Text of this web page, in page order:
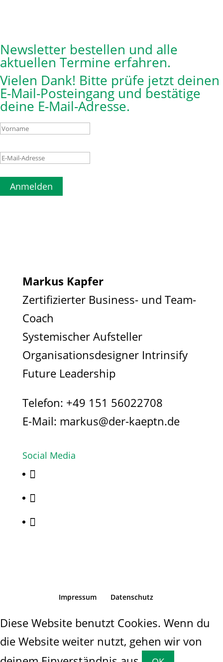
Newsletter bestellen und alle
aktuellen Termine erfahren.
Vielen Dank! Bitte prüfe jetzt deinen
E-Mail-Posteingang und bestätige
deine E-Mail-Adresse.
Anmelden
Markus Kapfer
Zertifizierter Business- und Team-
Coach
Systemischer Aufsteller
Organisationsdesigner Intrinsify
Future Leadership
Telefon: +49 151 56022708
E-Mail: markus@der-kaeptn.de
Social Media



Impressum Datenschutz
Diese Website benutzt Cookies. Wenn du
die Website weiter nutzt, gehen wir von